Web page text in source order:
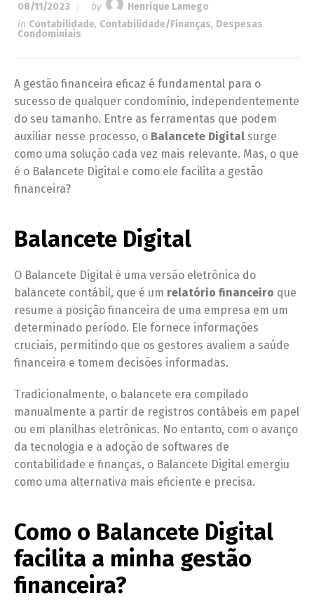
08/11/2023 by
Henrique Lamego
in Contabilidade, Contabilidade/Finanças, Despesas
Condominiais
A gestão financeira eficaz é fundamental para o
sucesso de qualquer condomínio, independentemente
do seu tamanho. Entre as ferramentas que podem
auxiliar nesse processo, o Balancete Digital surge
como uma solução cada vez mais relevante. Mas, o que
é o Balancete Digital e como ele facilita a gestão
financeira?
Balancete Digital
O Balancete Digital é uma versão eletrônica do
balancete contábil, que é um relatório financeiro que
resume a posição financeira de uma empresa em um
determinado período. Ele fornece informações
cruciais, permitindo que os gestores avaliem a saúde
financeira e tomem decisões informadas.
Tradicionalmente, o balancete era compilado
manualmente a partir de registros contábeis em papel
ou em planilhas eletrônicas. No entanto, com o avanço
da tecnologia e a adoção de softwares de
contabilidade e finanças, o Balancete Digital emergiu
como uma alternativa mais eficiente e precisa.
Como o Balancete Digital
facilita a minha gestão
financeira?